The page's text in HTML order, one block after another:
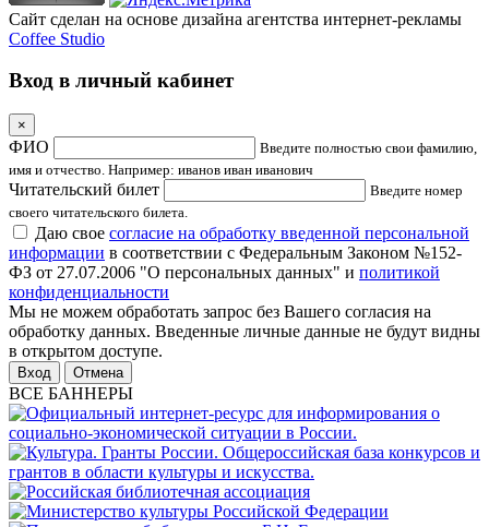
Сайт сделан на основе дизайна агентства интернет-рекламы
Coffee Studio
Вход в личный кабинет
×
ФИО
Введите полностью свои фамилию,
имя и отчество. Например: иванов иван иванович
Читательский билет
Введите номер
своего читательского билета.
Даю свое согласие на обработку введенной персональной
информации в соответствии с Федеральным Законом №152-
ФЗ от 27.07.2006 "О персональных данных" и политикой
конфиденциальности
Мы не можем обработать запрос без Вашего согласия на
обработку данных. Введенные личные данные не будут видны
в открытом доступе.
Отмена
ВСЕ БАННЕРЫ